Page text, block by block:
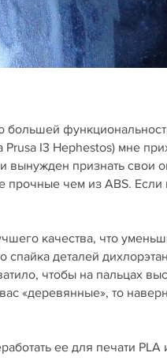
большей
I3 Hephestos) мне
вынужден признать свои
чем из ABS. Если
качества, что
деталей
чтобы на пальцах
«деревянные», то
ее для печати PLA